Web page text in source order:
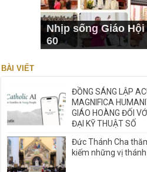
Nhịp sống Giáo
60
BÀI VIẾT
ĐỒNG SÁNG LẬP
MAGNIFICA
GIÁO HOÀNG ĐỐI
ĐẠI KỸ THUẬT SỐ
Đức Thánh Cha
kiếm những vị